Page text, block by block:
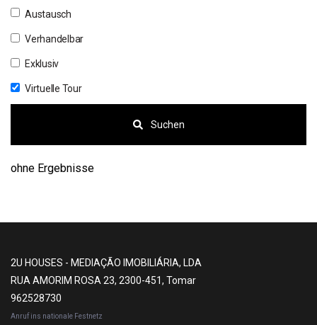
Austausch
Verhandelbar
Exklusiv
Virtuelle Tour
Suchen
ohne Ergebnisse
2U HOUSES - MEDIAÇÃO IMOBILIÁRIA, LDA
RUA AMORIM ROSA 23, 2300-451, Tomar
962528730
Anruf ins nationale Festnetz